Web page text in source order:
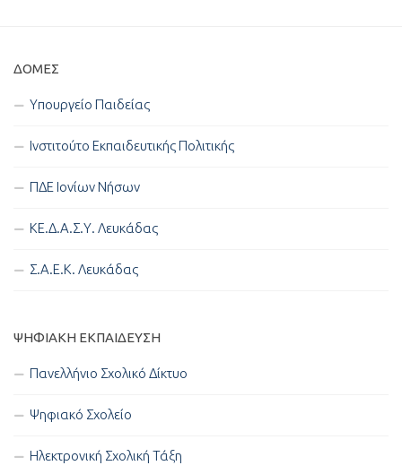
ΔΟΜΈΣ
Υπουργείο Παιδείας
Ινστιτούτο Εκπαιδευτικής Πολιτικής
ΠΔΕ Ιονίων Νήσων
ΚΕ.Δ.Α.Σ.Υ. Λευκάδας
Σ.Α.Ε.Κ. Λευκάδας
ΨΗΦΙΑΚΉ ΕΚΠΑΊΔΕΥΣΗ
Πανελλήνιο Σχολικό Δίκτυο
Ψηφιακό Σχολείο
Ηλεκτρονική Σχολική Τάξη